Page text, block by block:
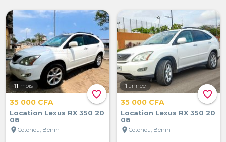
favorite_border
11 mois
35 000 CFA
Location Lexus RX 350 20
08
location_on Cotonou, Bénin
favorite_border
1 année
35 000 CFA
Location Lexus RX 350 20
08
location_on Cotonou, Bénin